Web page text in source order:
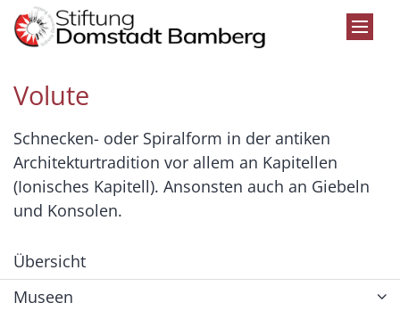
Zum Inhalt springen
Volute
Schnecken- oder Spiralform in der antiken
Architekturtradition vor allem an Kapitellen
(Ionisches Kapitell). Ansonsten auch an Giebeln
und Konsolen.
Übersicht
Museen